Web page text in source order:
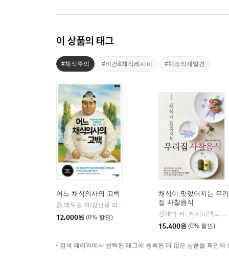
이 상품의 태그
#채식주의 #비건&채식레시피 #채소의재발견
어느 채식의사의 고백
존 맥두걸 저/강신원 역 |
12,000원 (0% 할인)
채식이 맛있어지는 우리
집 사찰음식
정재덕 저 | 레시피팩토리(단행)
15,400원 (0% 할인)
검색 페이지에서 선택된 태그에 등록된 더 많은 상품을 확인해